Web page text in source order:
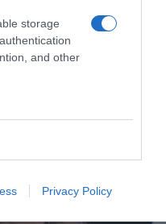
storage
and other
Privacy Policy